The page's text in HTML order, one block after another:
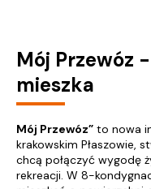
Mój Przewóz
mieszka
Mój Przewóz” to nowa
krakowskim Płaszowie,
chcą połączyć wygodę
rekreacji. W 8-